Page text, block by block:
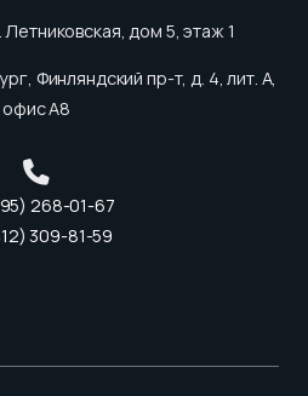
Летниковская, дом 5, этаж 1
Финляндский пр-т, д. 4, лит. А,
офис А8
268-01-67
309-81-59